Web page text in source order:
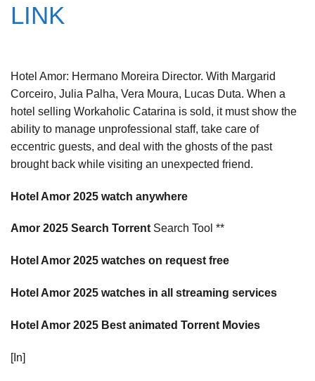
LINK
Hotel Amor: Hermano Moreira Director. With Margarid
Corceiro, Julia Palha, Vera Moura, Lucas Duta. When a
hotel selling Workaholic Catarina is sold, it must show the
ability to manage unprofessional staff, take care of
eccentric guests, and deal with the ghosts of the past
brought back while visiting an unexpected friend.
Hotel Amor 2025 watch anywhere
Amor 2025 Search Torrent Search Tool **
Hotel Amor 2025 watches on request free
Hotel Amor 2025 watches in all streaming services
Hotel Amor 2025 Best animated Torrent Movies
[In]